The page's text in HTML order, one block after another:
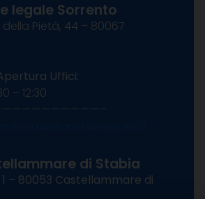
legale Sorrento
Pietà, 44 – 80067
Uffici:
– 12:30
di Stabia
1 – 80053 Castellammare di